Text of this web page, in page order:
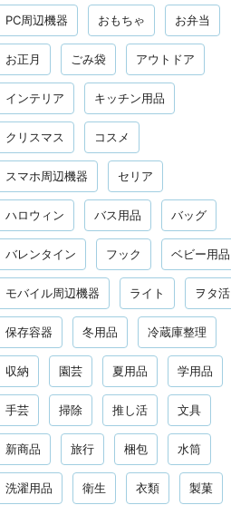
PC周辺機器 おもちゃ お弁当
お正月 ごみ袋 アウトドア
インテリア キッチン用品
クリスマス コスメ
スマホ周辺機器 セリア
ハロウィン バス用品 バッグ
バレンタイン フック ベビー用品
モバイル周辺機器 ライト ヲタ活
保存容器 冬用品 冷蔵庫整理
収納 園芸 夏用品 学用品
手芸 掃除 推し活 文具
新商品 旅行 梱包 水筒
洗濯用品 衛生 衣類 製菓